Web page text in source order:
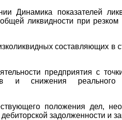
Динамика показателей
ликвидности при резком
составляющих в
предприятия с
и снижения реального
положения дел,
задолженности и